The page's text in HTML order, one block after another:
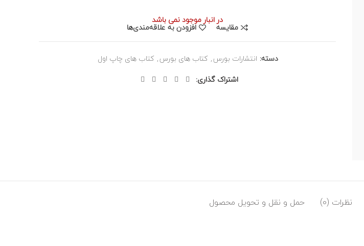
در انبار موجود نمی باشد
مقایسه افزودن به علاقه‌مندی‌ها
دسته: انتشارات بورس, کتاب های بورس, کتاب های چاپ اول
اشتراک گذاری
نظرات (0) حمل و نقل و تحویل محصول